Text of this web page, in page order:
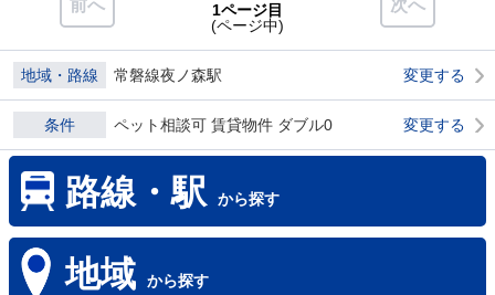
前へ 次へ
1ページ目
(ページ中)
地域・路線 常磐線夜ノ森駅 変更する
条件 ペット相談可 賃貸物件 ダブル0 変更する
路線・駅 から探す
地域 から探す